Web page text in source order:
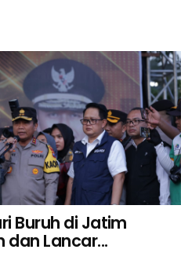
Buruh di Jatim
dan Lancar...